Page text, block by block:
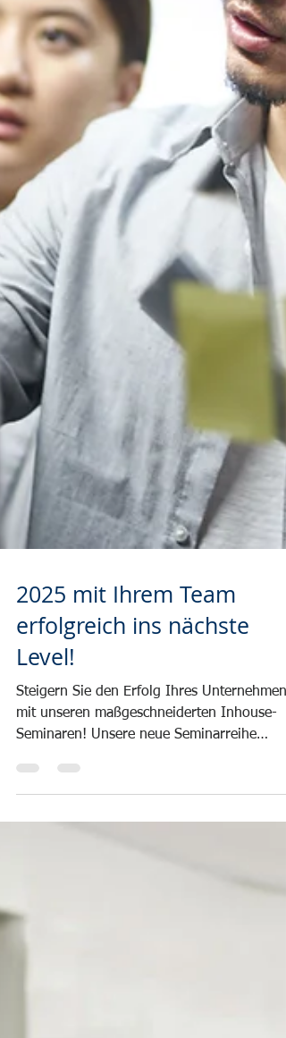
2025 mit Ihrem Team
erfolgreich ins nächste
Level!
Steigern Sie den Erfolg Ihres Unternehmens
Seminaren! Unsere neue Seminarreihe
fokussiert sich auf...